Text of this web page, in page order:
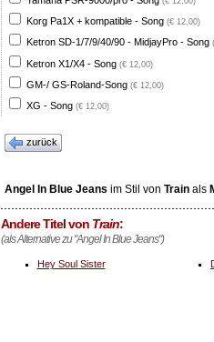
Korg Pa1X + kompatible - Song (€ 12,00)
Ketron SD-1/7/9/40/90 - MidjayPro - Song
Ketron X1/X4 - Song (€ 12,00)
GM-/ GS-Roland-Song (€ 12,00)
XG - Song (€ 12,00)
zurück
Angel In Blue Jeans im Stil von Trainals
Andere Titel von Train:
(als Alternative zu "Angel In Blue Jeans")
Hey Soul Sister